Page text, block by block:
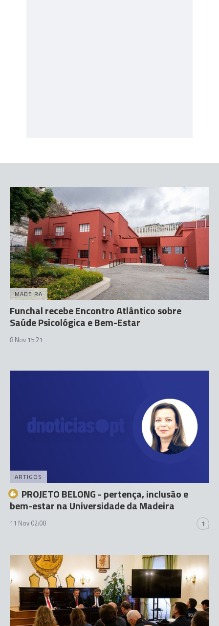
MADEIRA
Funchal recebe Encontro Atlântico sobre
Saúde Psicológica e Bem-Estar
8 Nov 15:21
ARTIGOS
PROJETO BELONG - pertença, inclusão e
bem-estar na Universidade da Madeira
11 Nov 02:00 1